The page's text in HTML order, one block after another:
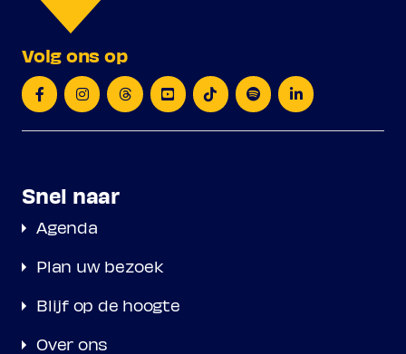
Volg ons op
Snel naar
Agenda
Plan uw bezoek
Blijf op de hoogte
Over ons